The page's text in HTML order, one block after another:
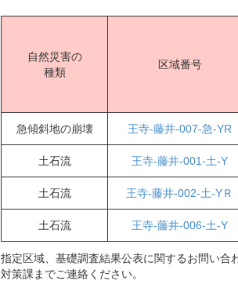
急傾斜地の崩壊 王寺-藤井-007-急-YR
土石流 王寺-藤井-001-土-Y
土石流 王寺-藤井-002-土-YＲ
土石流 王寺-藤井-006-土-Y
自然災害の
種類
区域番号
指定区域、基礎調査結果公表に関するお問い
対策課までご連絡ください。